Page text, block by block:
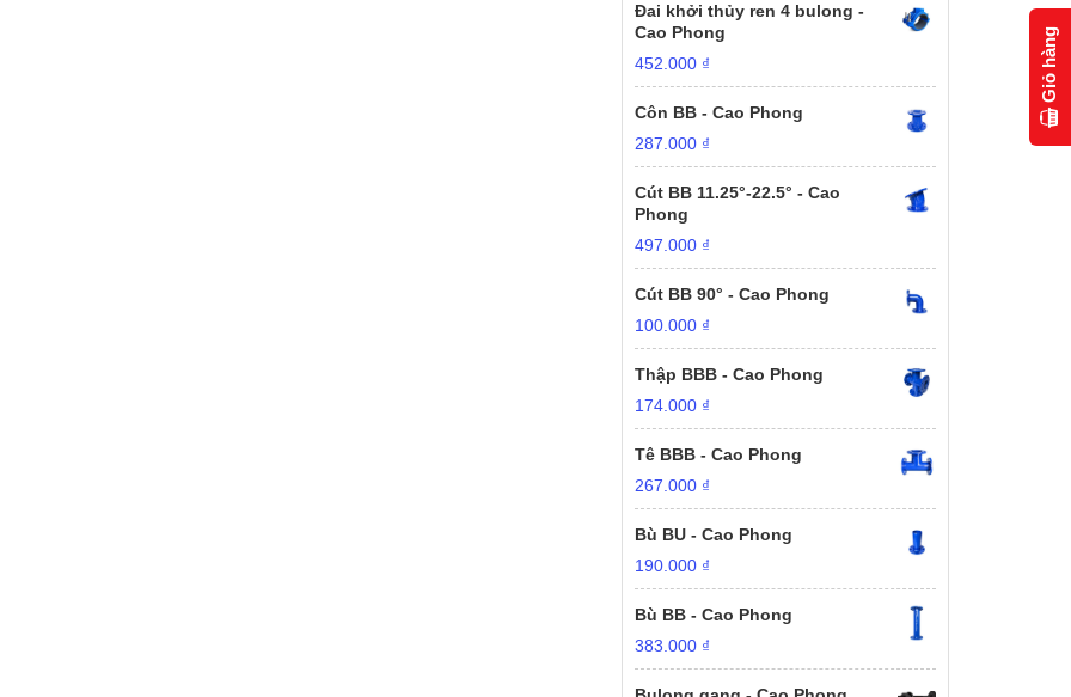
Đai khởi thủy ren 4 bulong -
Cao Phong
452.000 ₫
Côn BB - Cao Phong
287.000 ₫
Cút BB 11.25°-22.5° - Cao
Phong
497.000 ₫
Cút BB 90° - Cao Phong
100.000 ₫
Thập BBB - Cao Phong
174.000 ₫
Tê BBB - Cao Phong
267.000 ₫
Bù BU - Cao Phong
190.000 ₫
Bù BB - Cao Phong
383.000 ₫
Giỏ hàng